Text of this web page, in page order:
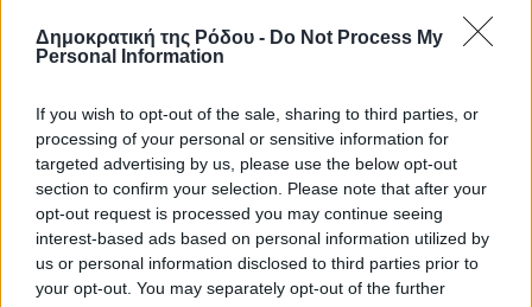
Δημοκρατική της Ρόδου - Do Not Process My
Personal Information
If you wish to opt-out of the sale, sharing to third parties, or
processing of your personal or sensitive information for
targeted advertising by us, please use the below opt-out
section to confirm your selection. Please note that after your
opt-out request is processed you may continue seeing
interest-based ads based on personal information utilized by
us or personal information disclosed to third parties prior to
your opt-out. You may separately opt-out of the further
Για την μερική αναπαραγωγή της είδησης από άλλες
ιστοσελίδες είναι απαραίτητη η χρήση του παρακάτω
της Δημοκρατικής.
o καιρός τώρα:
25